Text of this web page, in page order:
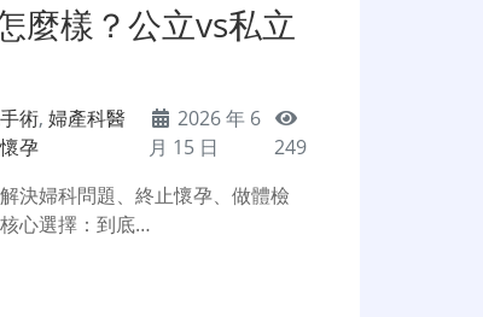
麼樣？公立vs私立
術,婦產科醫
孕
2026 年 6
月 15 日
249
決婦科問題、終止懷孕、做體檢
心選擇：到底…